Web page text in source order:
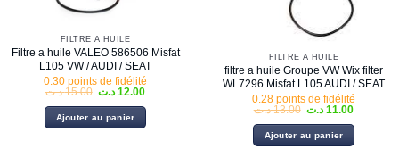
FILTRE À HUILE
Filtre a huile VALEO 586506 Misfat
L105 VW / AUDI / SEAT
0.30 points de fidélité
15.00 د.ت
Le
initial
était :
12.00 د.ت
Le
actuel
est :
Ajouter au panier
FILTRE À HUILE
filtre a huile Groupe VW Wix filter
WL7296 Misfat L105 AUDI / SEAT
0.28 points de fidélité
13.00 د.ت
Le
initial
était :
11.00 د.ت
Le
actuel
est :
Ajouter au panier